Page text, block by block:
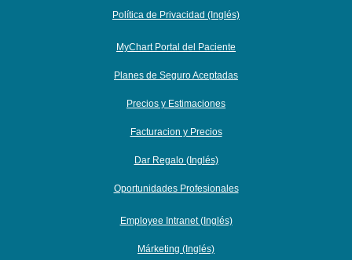
Política de Privacidad (Inglés)
MyChart Portal del Paciente
Planes de Seguro Aceptadas
Precios y Estimaciones
Facturacion y Precios
Dar Regalo (Inglés)
Oportunidades Profesionales
Employee Intranet (Inglés)
Márketing (Inglés)